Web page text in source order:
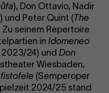
), Don Ottavio, Nadir
) und Peter Quint (The
Zu seinem Repertoire
in Idomeneo
24) und Don
Wiesbaden,
(Semperoper
2024/25 stand